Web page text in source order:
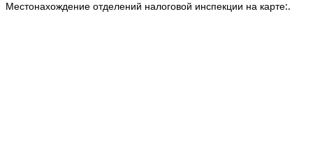
Местонахождение отделений налоговой инспекции на карте:.